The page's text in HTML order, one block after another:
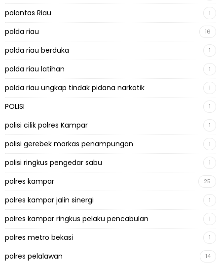
polantas Riau 1
polda riau 16
polda riau berduka 1
polda riau latihan 1
polda riau ungkap tindak pidana narkotik 1
POLISI 1
polisi cilik polres Kampar 1
polisi gerebek markas penampungan 1
polisi ringkus pengedar sabu 1
polres kampar 25
polres kampar jalin sinergi 1
polres kampar ringkus pelaku pencabulan 1
polres metro bekasi 1
polres pelalawan 14